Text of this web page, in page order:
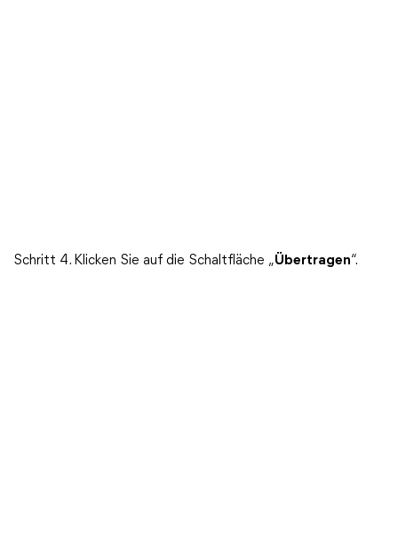
Schritt 4. Klicken Sie auf die Schaltfläche „Übertragen“.